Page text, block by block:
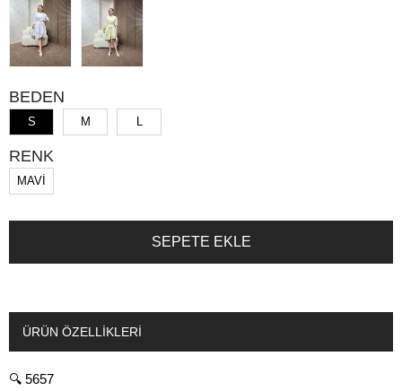
BEDEN
S M L
RENK
MAVİ
ÜRÜN ÖZELLIKLERI
🔍 5657